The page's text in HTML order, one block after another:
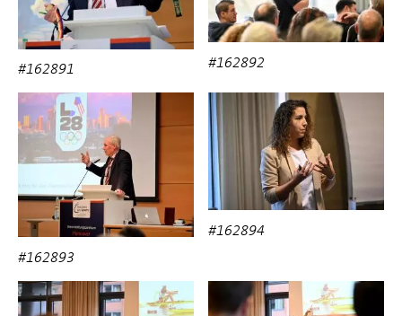
#162891 #162892
#162893
#162894